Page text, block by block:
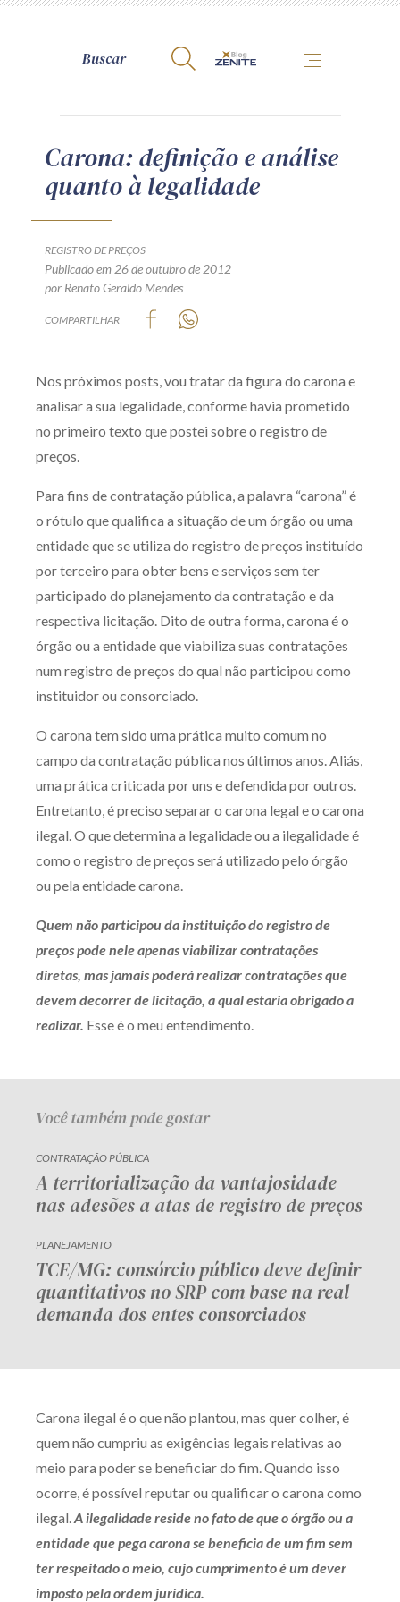
A Zênite
Como publicar conosco
Termos de uso
Guia de Direitos dos Titulares de Dados
Produtos e serviços
Zênite Play
Orientação por Escrito
Mentoria Zênite
Capacitação
Zênite Online
Eventos presenciais
Diferenciais
Receba por RSS
Av. Sete de Setembro, 4698
Batel Curitiba/PR CEP80240-000
Telefone (41) 2109-8666
Whatsapp (41) 98881-6616
Carona: definição e análise
quanto à legalidade
REGISTRO DE PREÇOS
Publicado em 26 de outubro de 2012
por Renato Geraldo Mendes
COMPARTILHAR
Nos próximos posts, vou tratar da figura do carona e
analisar a sua legalidade, conforme havia prometido
no primeiro texto que postei sobre o registro de
preços.
Para fins de contratação pública, a palavra “carona” é
o rótulo que qualifica a situação de um órgão ou uma
entidade que se utiliza do registro de preços instituído
por terceiro para obter bens e serviços sem ter
participado do planejamento da contratação e da
respectiva licitação. Dito de outra forma, carona é o
órgão ou a entidade que viabiliza suas contratações
num registro de preços do qual não participou como
instituidor ou consorciado.
O carona tem sido uma prática muito comum no
campo da contratação pública nos últimos anos. Aliás,
uma prática criticada por uns e defendida por outros.
Entretanto, é preciso separar o carona legal e o carona
ilegal. O que determina a legalidade ou a ilegalidade é
como o registro de preços será utilizado pelo órgão
ou pela entidade carona.
Quem não participou da instituição do registro de
preços pode nele apenas viabilizar contratações
diretas, mas jamais poderá realizar contratações que
devem decorrer de licitação, a qual estaria obrigado a
realizar. Esse é o meu entendimento.
Você também pode gostar
CONTRATAÇÃO PÚBLICA
A territorialização da vantajosidade
nas adesões a atas de registro de preços
PLANEJAMENTO
TCE/MG: consórcio público deve definir
quantitativos no SRP com base na real
demanda dos entes consorciados
Carona ilegal é o que não plantou, mas quer colher, é
quem não cumpriu as exigências legais relativas ao
meio para poder se beneficiar do fim. Quando isso
ocorre, é possível reputar ou qualificar o carona como
ilegal.A ilegalidade reside no fato de que o órgão ou a
entidade que pega carona se beneficia de um fim sem
ter respeitado o meio, cujo cumprimento é um dever
imposto pela ordem jurídica.